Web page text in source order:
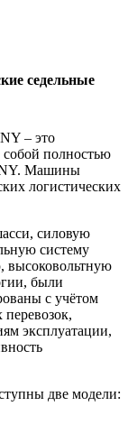
седельные
– это
полностью
Машины
логистических
силовую
систему
высоковольтную
были
с учётом
перевозок,
эксплуатации,
две модели: